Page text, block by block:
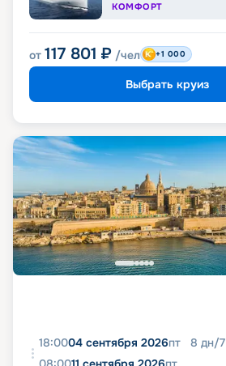
КОМФОРТ
от 117 801 ₽ /чел +1 000
Выбрать круиз
18:0004 сентября 2026пт 8 дн/7